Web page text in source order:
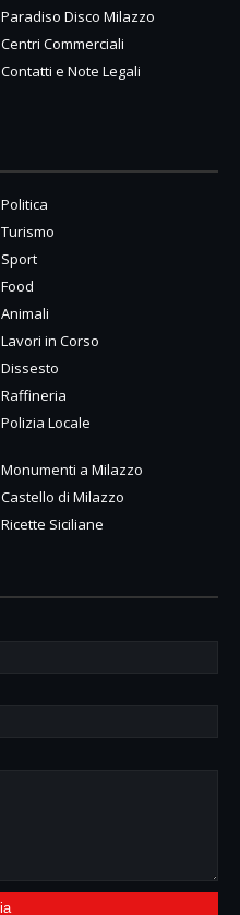
Paradiso Disco Milazzo
Centri Commerciali
Contatti e Note Legali
Politica
Turismo
Sport
Food
Animali
Lavori in Corso
Dissesto
Raffineria
Polizia Locale
Monumenti a Milazzo
Castello di Milazzo
Ricette Siciliane